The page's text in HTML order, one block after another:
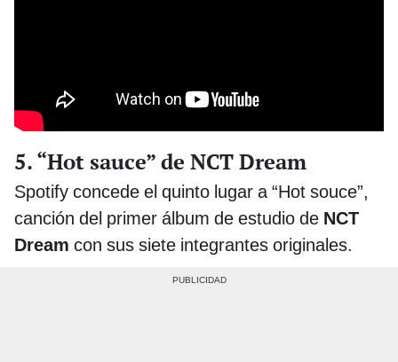
5. “Hot sauce” de NCT Dream
Spotify concede el quinto lugar a “Hot souce”,
canción del primer álbum de estudio de NCT
Dream con sus siete integrantes originales.